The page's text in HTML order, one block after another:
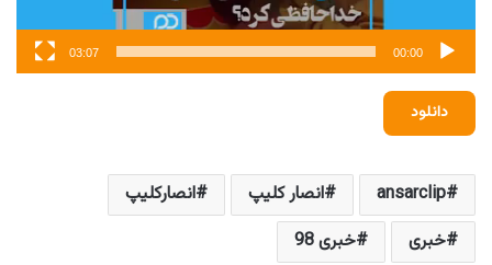
00:00
03:07
دانلود
ansarclip انصار کلیپ
انصارکلیپ
خبری
خبری 98